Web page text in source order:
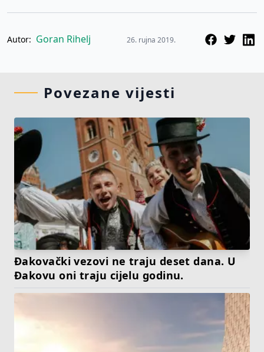
Autor: Goran Rihelj 26. rujna 2019.
Povezane vijesti
Đakovački vezovi ne traju deset dana. U
Đakovu oni traju cijelu godinu.